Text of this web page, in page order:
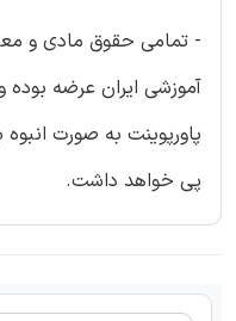
- تمامی حقوق مادی و
آموزشی ایران عرضه بوده
پاورپوینت به صورت
پی خواهد داشت.